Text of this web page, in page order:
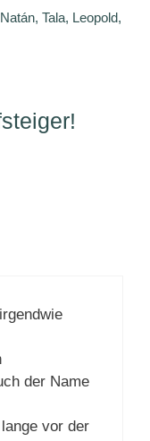
Tala, Leopold,
der Name
vor der